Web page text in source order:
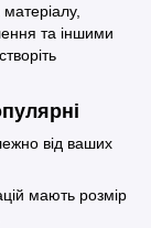
та іншими
від ваших
мають розмір